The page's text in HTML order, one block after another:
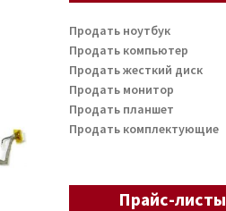
Продать ноутбук
Продать компьютер
Продать жесткий диск
Продать монитор
Продать планшет
Продать комплектующие
Прайс-листы